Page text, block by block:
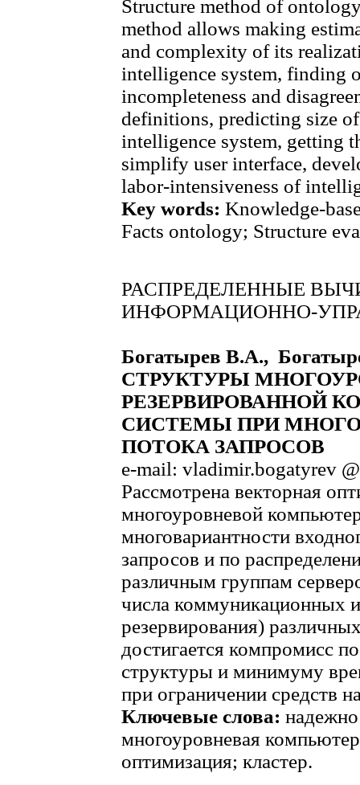
Structure method of
method allows making
and complexity of its
intelligence system, finding
incompleteness and
definitions, predicting size
intelligence system, getting
simplify user interface,
labor-intensiveness of
Key words: Knowledge-
Facts ontology; Structure
РАСПРЕДЕЛЕННЫЕ
ИНФОРМАЦИОННО-
Богатырев В.А.,
СТРУКТУРЫ
РЕЗЕРВИРОВАННОЙ
СИСТЕМЫ ПРИ
ПОТОКА ЗАПРОСОВ
e-mail: vladimir.bogatyrev
Рассмотрена векторная
многоуровневой
многовариантности
запросов и по
различным группам
числа коммуникационных
резервирования)
достигается компромисс
структуры и минимуму
при ограничении средств
Ключевые слова:
многоуровневая
оптимизация; кластер.